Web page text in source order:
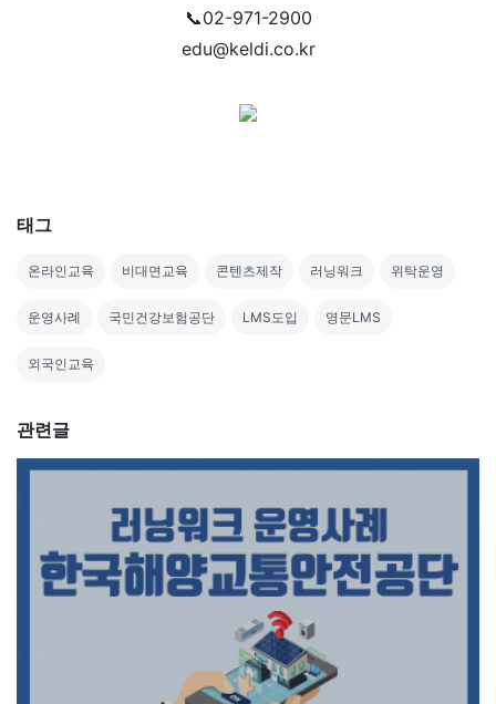
📞02-971-2900
edu@keldi.co.kr
태그
온라인교육 비대면교육 콘텐츠제작 러닝워크 위탁운영
운영사례 국민건강보험공단 LMS도입 영문LMS
외국인교육
관련글